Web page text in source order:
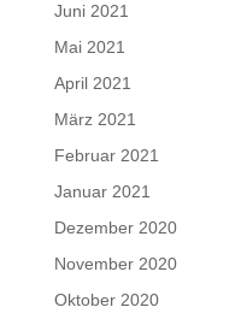
Juni 2021
Mai 2021
April 2021
März 2021
Februar 2021
Januar 2021
Dezember 2020
November 2020
Oktober 2020